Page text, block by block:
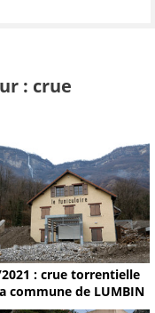
: crue
: crue torrentielle
commune de LUMBIN